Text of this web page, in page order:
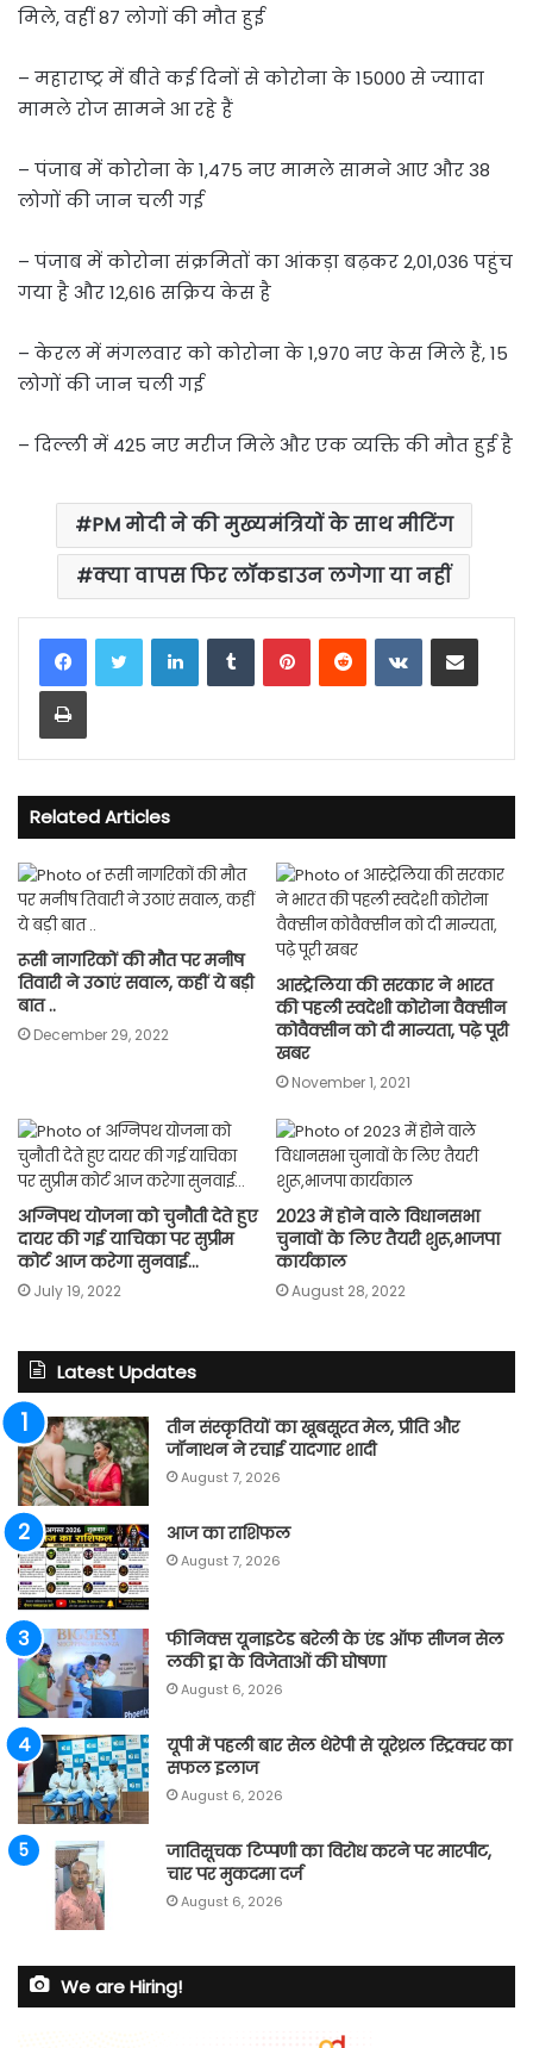
मिले, वहीं 87 लोगों की मौत हुई
– महाराष्ट्र में बीते कई दिनों से कोरोना के 15000 से ज्याादा
मामले रोज सामने आ रहे हैं
– पंजाब में कोरोना के 1,475 नए मामले सामने आए और 38
लोगों की जान चली गई
– पंजाब में कोरोना संक्रमितों का आंकड़ा बढ़कर 2,01,036 पहुंच
गया है और 12,616 सक्रिय केस है
– केरल में मंगलवार को कोरोना के 1,970 नए केस मिले हैं, 15
लोगों की जान चली गई
– दिल्ली में 425 नए मरीज मिले और एक व्यक्ति की मौत हुई है
PM मोदी ने की मुख्यमंत्रियों के साथ मीटिंग
क्या वापस फिर लॉकडाउन लगेगा या नहीं
LinkedInTumblrPinterestReddit VKontakteShare via Email
Print
Related Articles
रूसी नागरिकों की मौत पर मनीष
तिवारी ने उठाएं सवाल, कहीं ये बड़ी
बात ..
December 29, 2022
आस्ट्रेलिया की सरकार ने भारत
की पहली स्वदेशी कोरोना वैक्सीन
कोवैक्सीन को दी मान्यता, पढ़े पूरी
खबर
November 1, 2021
अग्निपथ योजना को चुनौती देते हुए
दायर की गई याचिका पर सुप्रीम
कोर्ट आज करेगा सुनवाई…
July 19, 2022
2023 में होने वाले विधानसभा
चुनावों के लिए तैयरी शुरू,भाजपा
कार्यकाल
August 28, 2022
Latest Updates
तीन संस्कृतियों का खूबसूरत मेल, प्रीति और
जॉनाथन ने रचाई यादगार शादी
August 7, 2026
आज का राशिफल
August 7, 2026
फीनिक्स यूनाइटेड बरेली के एंड ऑफ सीजन सेल
लकी ड्रा के विजेताओं की घोषणा
August 6, 2026
यूपी में पहली बार सेल थेरेपी से यूरेथ्रल स्ट्रिक्चर का
सफल इलाज
August 6, 2026
जातिसूचक टिप्पणी का विरोध करने पर मारपीट,
चार पर मुकदमा दर्ज
August 6, 2026
We are Hiring!